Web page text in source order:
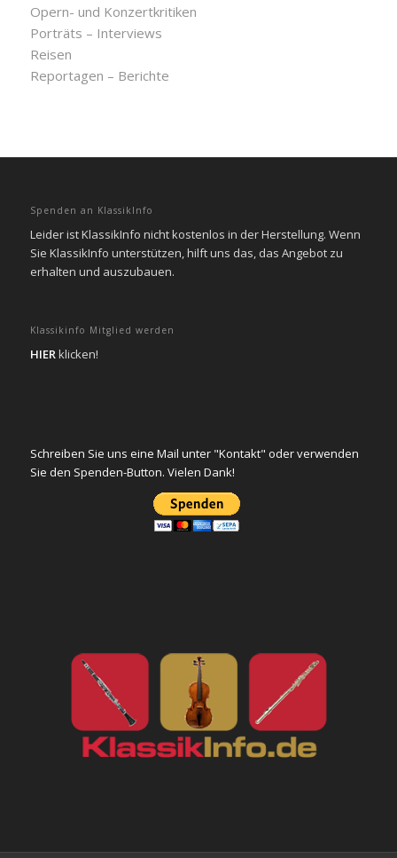
Opern- und Konzertkritiken
Porträts – Interviews
Reisen
Reportagen – Berichte
Spenden an KlassikInfo
Leider ist KlassikInfo nicht kostenlos in der Herstellung. Wenn
Sie KlassikInfo unterstützen, hilft uns das, das Angebot zu
erhalten und auszubauen.
Klassikinfo Mitglied werden
HIERklicken!
Schreiben Sie uns eine Mail unter "Kontakt" oder verwenden
Sie den Spenden-Button. Vielen Dank!